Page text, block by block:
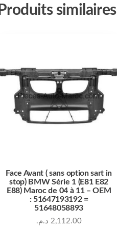
Produits similaires
Face Avant ( sans option sart in
stop) BMW Série 1 (E81 E82
E88) Maroc de 04 à 11 – OEM
: 51647193192 =
51648058893
2,112.00 د.م.